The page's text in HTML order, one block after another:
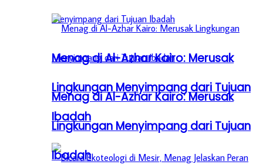
Menag di Al-Azhar Kairo: Merusak
Lingkungan Menyimpang dari Tujuan
Ibadah
Menag di Al-Azhar Kairo: Merusak
Lingkungan Menyimpang dari Tujuan
Ibadah